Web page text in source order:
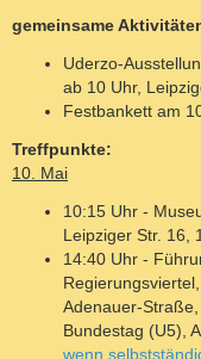
gemeinsame
Uderzo-
ab 10 Uhr,
Festbankett am
Treffpunkte:
10. Mai
10:15 Uhr -
Leipziger Str. 16,
14:40 Uhr -
Adenauer-
Bundestag (U5),
wenn